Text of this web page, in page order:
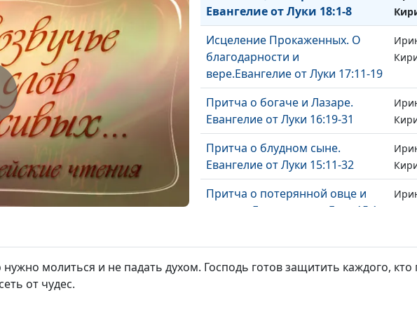
Евангелие от Луки 18:1-8
Исцеление Прокаженных. О
благодарности и
вере.Евангелие от Луки 17:11-19
Притча о богаче и Лазаре.
Евангелие от Луки 16:19-31
Притча о блудном сыне.
Евангелие от Луки 15:11-32
Притча о потерянной овце и
монете. Евангелие от Луки 15:1-
мест. о смирении. Евангелие от
молиться и не падать духом. Господь готов защитить каждого, кто
от чудес.